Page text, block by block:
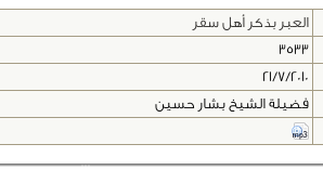
العبر بذكر أهل سقر
3533
21/7/2010
فضيلة الشيخ بشار حسين